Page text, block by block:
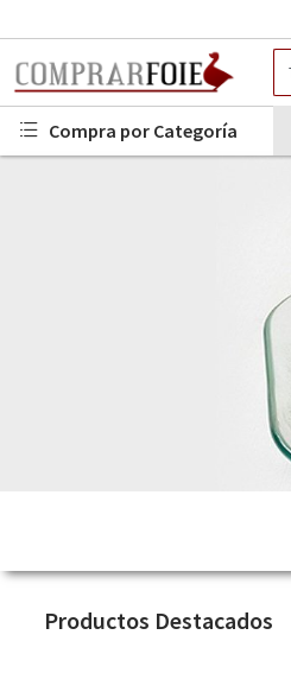
Compra por Categoría
Productos Destacados